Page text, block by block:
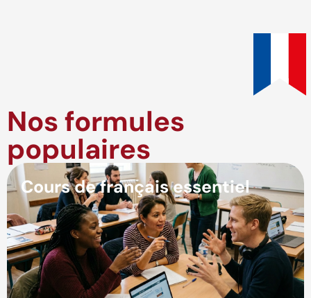
Nos formules
populaires
Cours de français essentiel